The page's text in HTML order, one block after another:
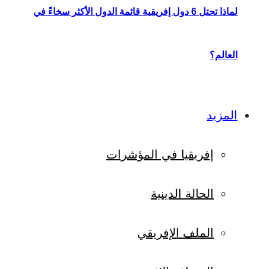
لماذا تحتل 6 دول إفريقية قائمة الدول الأكثر سخاءً في
العالم؟
المزيد
إفريقيا في المؤشرات
الحالة الدينية
الملف الإفريقي